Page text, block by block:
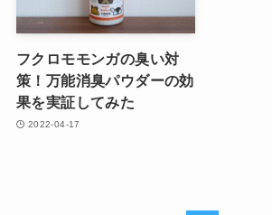
フクロモモンガの臭い対
策！万能消臭パウダーの効
果を実証してみた
2022-04-17